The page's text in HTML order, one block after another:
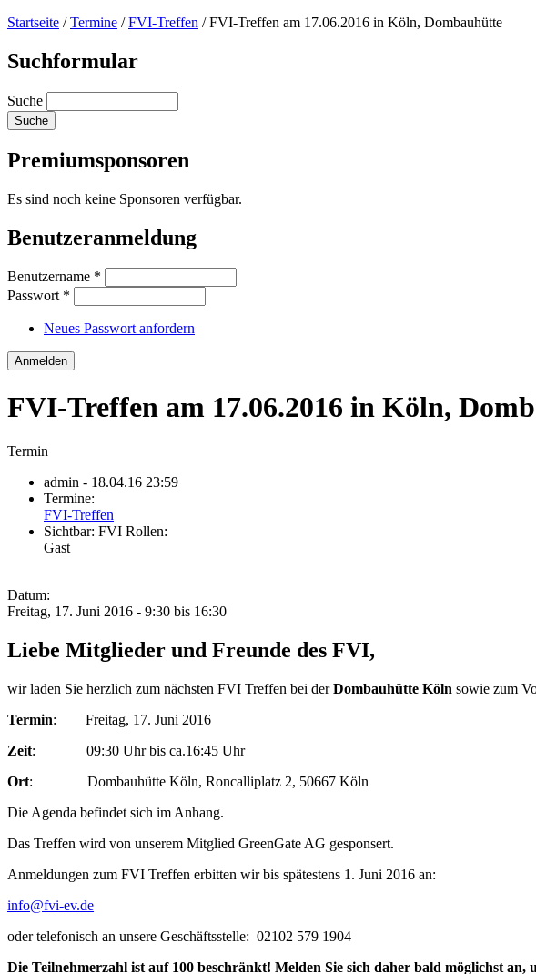
Startseite /Termine /FVI-Treffen /FVI-Treffen am 17.06.2016 in Köln, Dombauhütte
Suchformular
Suche
Premiumsponsoren
Es sind noch keine Sponsoren verfügbar.
Benutzeranmeldung
Benutzername *
Passwort *
Neues Passwort anfordern
FVI-Treffen am 17.06.2016 in Köln,
Termin
admin - 18.04.16 23:59
Termine:
FVI-Treffen
Sichtbar: FVI Rollen:
Gast
Datum:
Freitag, 17. Juni 2016 - 9:30 bis 16:30
Liebe Mitglieder und Freunde des FVI,
wir laden Sie herzlich zum nächsten FVI Treffen bei derDombauhütte Köln sowie zum
Termin: Freitag, 17. Juni 2016
Zeit: 09:30 Uhr bis ca.16:45 Uhr
Ort: Dombauhütte Köln, Roncalliplatz 2, 50667 Köln
Die Agenda befindet sich im Anhang.
Das Treffen wird von unserem Mitglied GreenGate AG gesponsert.
Anmeldungen zum FVI Treffen erbitten wir bis spätestens 1. Juni 2016 an:
info@fvi-ev.de
oder telefonisch an unsere Geschäftsstelle: 02102 579 1904
Die Teilnehmerzahl ist auf 100 beschränkt! Melden Sie sich daher bald möglichst an,